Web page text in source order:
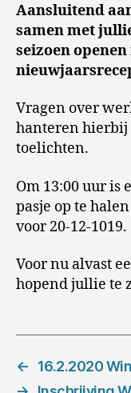
Aansluitend
samen met
seizoen
Vragen over
hanteren hierbij
toelichten.
Om 13:00 uur is
pasje op te
voor 20-12-1019.
Voor nu alvast
hopend jullie te
←
16.2.2020